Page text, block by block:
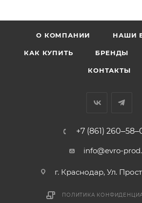
О КОМПАНИИ НАШИ
КАК КУПИТЬ БРЕНДЫ
КОНТАКТЫ
+7 (861)
info@evro-
г. Краснодар, ​Ул.
ПОЛИТИКА